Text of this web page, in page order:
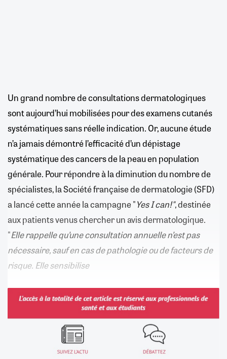
Un grand nombre de consultations dermatologiques
sont aujourd’hui mobilisées pour des examens cutanés
systématiques sans réelle indication. Or, aucune étude
n’a jamais démontré l’efficacité d’un dépistage
systématique des cancers de la peau en population
générale. Pour répondre à la diminution du nombre de
spécialistes, la Société française de dermatologie (SFD)
a lancé cette année la campagne "Yes I can!", destinée
aux patients venus chercher un avis dermatologique.
"Elle rappelle qu’une consultation annuelle n’est pas
nécessaire, sauf en cas de pathologie ou de facteurs de
risque. Elle sensibilise